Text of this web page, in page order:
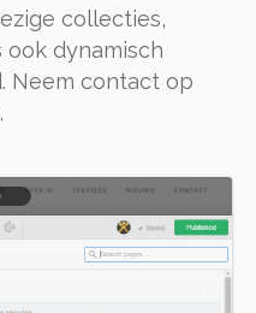
collecties,
ook dynamisch
Neem contact op